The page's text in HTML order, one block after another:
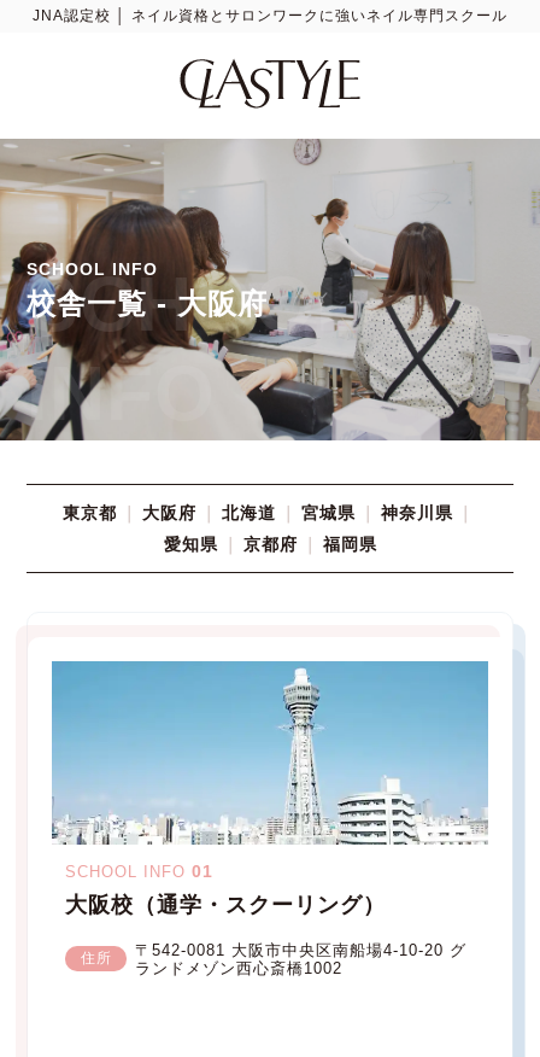
JNA認定校 │ ネイル資格とサロンワークに強いネイル専門スクール
SCHOOL INFO
校舎一覧 - 大阪府
SCHOOL
INFO
東京都 大阪府 北海道 宮城県
神奈川県
愛知県
京都府 福岡県
SCHOOL INFO 01
大阪校（通学・スクーリング）
住所
〒542-0081 大阪市中央区南船場4-10-20 グ
ランドメゾン西心斎橋1002